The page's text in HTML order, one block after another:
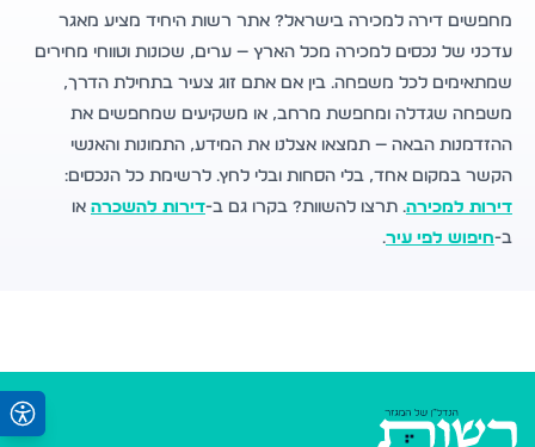
מחפשים דירה למכירה בישראל? אתר רשות היחיד מציע מאגר
עדכני של נכסים למכירה מכל הארץ — ערים, שכונות וטווחי מחירים
שמתאימים לכל משפחה. בין אם אתם זוג צעיר בתחילת הדרך,
משפחה שגדלה ומחפשת מרחב, או משקיעים שמחפשים את
ההזדמנות הבאה — תמצאו אצלנו את המידע, התמונות והאנשי
הקשר במקום אחד, בלי הסחות ובלי לחץ. לרשימת כל הנכסים:
דירות למכירה. תרצו להשוות? בקרו גם ב-דירות להשכרה או
ב-חיפוש לפי עיר.